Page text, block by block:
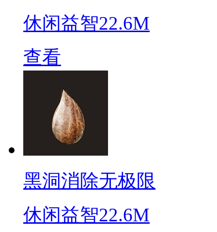
休闲益智22.6M
查看
黑洞消除无极限
休闲益智22.6M